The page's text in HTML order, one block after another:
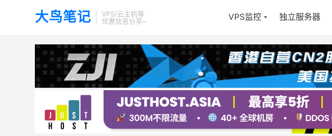
大鸟笔记
VPS/云主机等
优惠信息分享~
VPS监控 独立服务器